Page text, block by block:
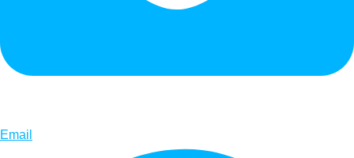
Email